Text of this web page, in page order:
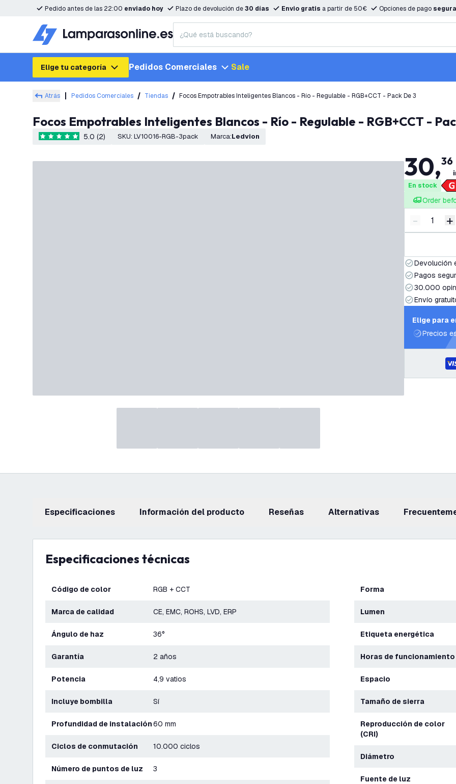
Pedido antes de las 22:00 enviado hoy Plazo de devolución de30 días Envio gratis a partir de 50€ Opciones de pago
Elige tu categoría Pedidos Comerciales Sale
Atrás Pedidos Comerciales Tiendas Focos Empotrables Inteligentes Blancos - Río - Regulable - RGB+CCT - Pack De 3
Focos Empotrables Inteligentes Blancos - Río - Regulable - RGB+CCT -
5 estrellas de puntuación
5.0 (2) SKU: LV10016-RGB-3pack Marca: Ledvion
30,36
En stock
Order
Disminuir
- +
Devolución
Pagos
30.000
Envío
Elige para
Precios
Especificaciones información del producto reseñas Alternativas
Especificaciones técnicas
Código de color RGB + CCT
Marca de calidad CE, EMC, ROHS, LVD, ERP
Ángulo de haz 36°
Garantía 2 años
Potencia 4,9 vatios
Incluye bombilla Sí
Profundidad de instalación60 mm
Ciclos de conmutación 10.000 ciclos
Número de puntos de luz 3
Forma
Lumen
Etiqueta energética
Horas de funcionamiento
Espacio
Tamaño de sierra
Reproducción de color
(CRI)
Diámetro
Fuente de luz